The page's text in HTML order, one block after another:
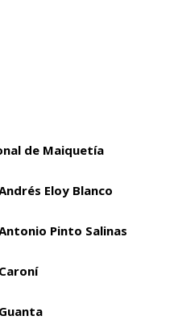
de Maiquetía
Eloy Blanco
Pinto Salinas